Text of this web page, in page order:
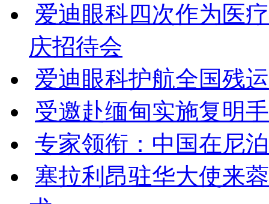
爱迪眼科四次作为医
庆招待会
爱迪眼科护航全国残
受邀赴缅甸实施复明
专家领衔：中国在尼
塞拉利昂驻华大使来